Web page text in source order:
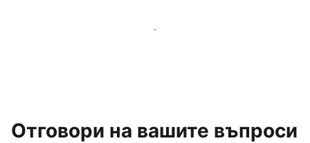
Отговори на вашите въпроси